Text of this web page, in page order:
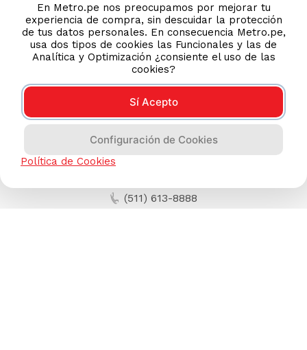
(511) 613-8888
En Metro.pe nos preocupamos por mejorar tu
experiencia de compra, sin descuidar la protección
de tus datos personales. En consecuencia Metro.pe,
usa dos tipos de cookies las Funcionales y las de
Analítica y Optimización ¿consiente el uso de las
cookies?
Sí Acepto
Configuración de Cookies
Política de Cookies